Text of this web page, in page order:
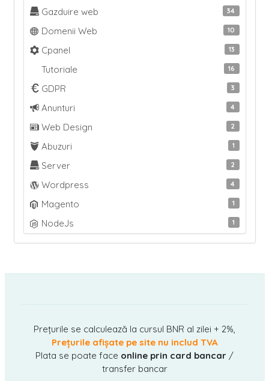
34
Gazduire web
10
Domenii Web
13
Cpanel
16
Tutoriale
3
GDPR
4
Anunturi
2
Web Design
1
Abuzuri
2
Server
4
Wordpress
1
Magento
1
NodeJs
Prețurile se calculează la cursul BNR al zilei + 2%,
Prețurile afișate pe site nu includ TVA
Plata se poate face online prin card bancar /
transfer bancar